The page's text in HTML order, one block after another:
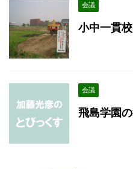
会議
小中一貫
会議
飛島学園